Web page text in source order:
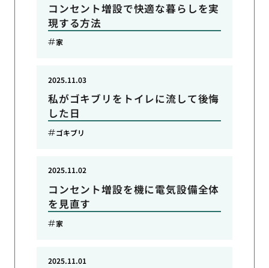
コンセント増設で快適な暮らしを実
現する方法
家
私がゴキブリをトイレに流して後悔
した日
2025.11.03
ゴキブリ
コンセント増設を機に電気設備全体
を見直す
2025.11.02
家
2025.11.01